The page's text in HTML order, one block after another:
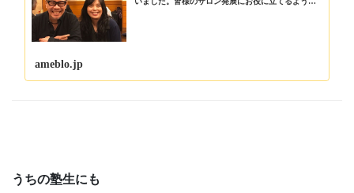
ameblo.jp
うちの塾生にも